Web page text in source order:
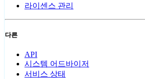
라이센스 관리
다른
API
시스템 어드바이저
서비스 상태